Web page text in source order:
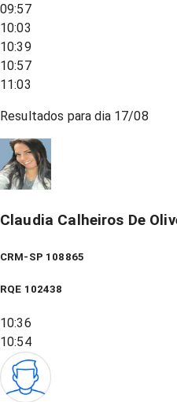
09:57
10:03
10:39
10:57
11:03
Resultados para dia 17/08
Claudia Calheiros De
CRM-SP 108865
RQE 102438
10:36
10:54